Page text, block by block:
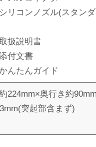
シリコンノズル(スタン
取扱説明書
添付文書
かんたんガイド
224mm×奥行き約
突起部含まず)